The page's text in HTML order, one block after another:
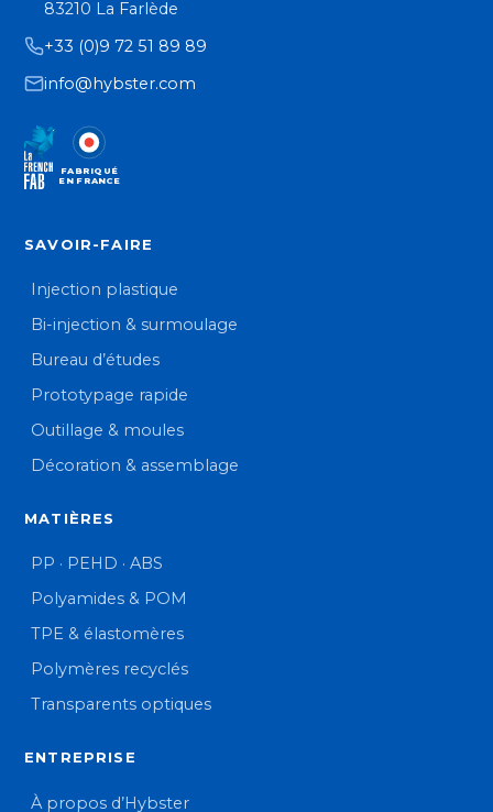
83210 La Farlède
+33 (0)9 72 51 89 89
info@hybster.com
FABRIQUÉ
EN FRANCE
SAVOIR-FAIRE
Injection plastique
Bi-injection & surmoulage
Bureau d’études
Prototypage rapide
Outillage & moules
Décoration & assemblage
MATIÈRES
PP · PEHD · ABS
Polyamides & POM
TPE & élastomères
Polymères recyclés
Transparents optiques
ENTREPRISE
À propos d’Hybster